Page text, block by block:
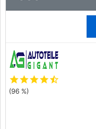
starstarstarstarstar_half
(96 %)